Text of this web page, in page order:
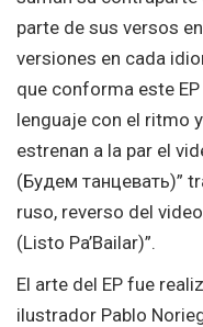
parte de sus versos
versiones en cada
que conforma este
lenguaje con el ritmo
estrenan a la par el
(Будем танцевать)”
ruso, reverso del
(Listo Pa’Bailar)”.
El arte del EP fue
ilustrador Pablo